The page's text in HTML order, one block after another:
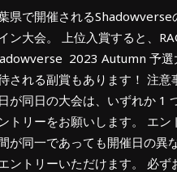
県で開催されるShadowverse
ン大会。 上位入賞すると、
2023 Autumn 予選
される副賞もあります！ 注意
が同日の大会は、いずれか 1
トリーをお願いします。 エン
が同一であっても開催日の異
ントリーいただけます。 必ず